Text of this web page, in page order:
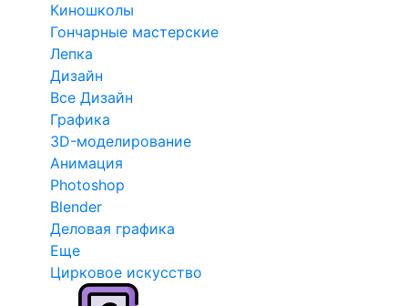
Киношколы
Гончарные мастерские
Лепка
Дизайн
Все Дизайн
Графика
3D-моделирование
Анимация
Photoshop
Blender
Деловая графика
Еще
Цирковое искусство